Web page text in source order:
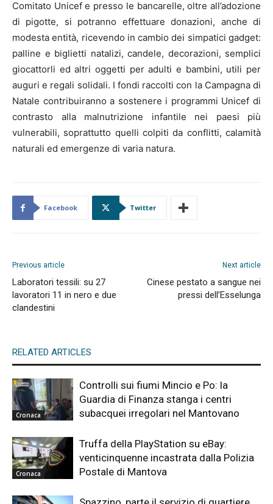
Comitato Unicef e presso le bancarelle, oltre all’adozione
di pigotte, si potranno effettuare donazioni, anche di
modesta entità, ricevendo in cambio dei simpatici gadget:
palline e biglietti natalizi, candele, decorazioni, semplici
giocattorli ed altri oggetti per adulti e bambini, utili per
auguri e regali solidali. I fondi raccolti con la Campagna di
Natale contribuiranno a sostenere i programmi Unicef di
contrasto alla malnutrizione infantile nei paesi più
vulnerabili, soprattutto quelli colpiti da conflitti, calamità
naturali ed emergenze di varia natura.
Facebook Twitter
Previous article
Laboratori tessili: su 27
lavoratori 11 in nero e due
clandestini
Next article
Cinese pestato a sangue nei
pressi dell’Esselunga
RELATED ARTICLES
Cronaca
Controlli sui fiumi Mincio e Po: la
Guardia di Finanza stanga i centri
subacquei irregolari nel Mantovano
Cronaca
Truffa della PlayStation su eBay:
venticinquenne incastrata dalla Polizia
Postale di Mantova